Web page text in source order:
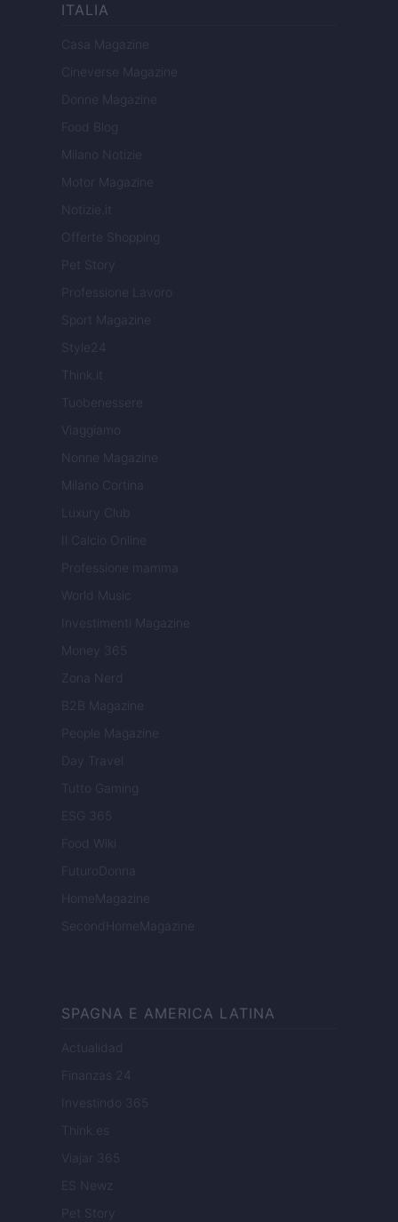
ITALIA
Casa Magazine
Cineverse Magazine
Donne Magazine
Food Blog
Milano Notizie
Motor Magazine
Notizie.it
Offerte Shopping
Pet Story
Professione Lavoro
Sport Magazine
Style24
Think.it
Tuobenessere
Viaggiamo
Nonne Magazine
Milano Cortina
Luxury Club
Il Calcio Online
Professione mamma
World Music
Investimenti Magazine
Money 365
Zona Nerd
B2B Magazine
People Magazine
Day Travel
Tutto Gaming
ESG 365
Food Wiki
FuturoDonna
HomeMagazine
SecondHomeMagazine
SPAGNA E AMERICA LATINA
Actualidad
Finanzas 24
Investindo 365
Think.es
Viajar 365
ES Newz
Pet Story